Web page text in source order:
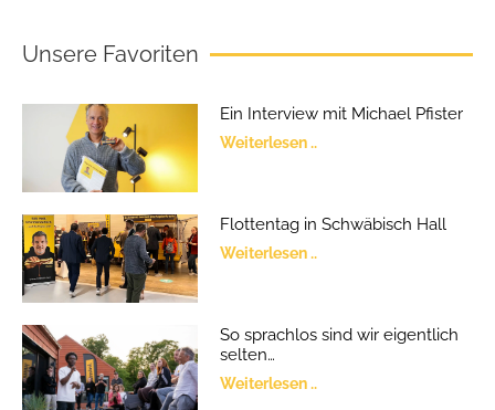
Unsere Favoriten
Ein Interview mit Michael Pfister
Weiterlesen ..
Flottentag in Schwäbisch Hall
Weiterlesen ..
So sprachlos sind wir eigentlich
selten…
Weiterlesen ..